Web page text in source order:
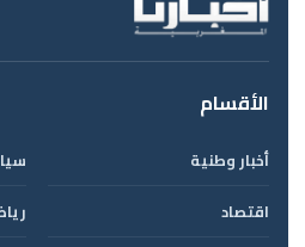
الأقسام
أخبار وطنية
اقتصاد